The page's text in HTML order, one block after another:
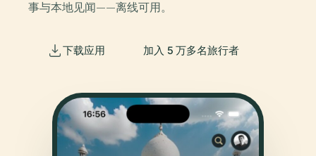
事与本地见闻——离线可用。
下载应用 加入 5 万多名旅行者